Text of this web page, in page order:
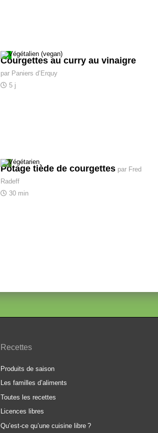
Courgettes au curry au vinaigre
par Paniers d’Erquy
5 j
Potage tiède de courgettes par Fred
Radeff
30 min
Recettes
Produits de saison
Les familles d’aliments
Toutes les recettes
Licences libres
Qu’est-ce qu’une cuisine libre ?